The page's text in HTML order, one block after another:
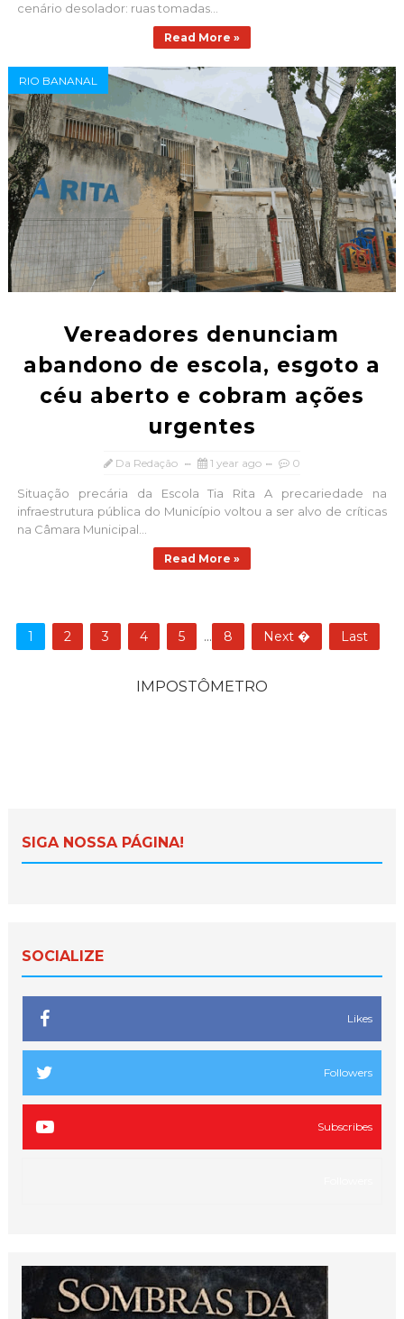
cenário desolador: ruas tomadas...
Read More »
RIO BANANAL
Vereadores denunciam
abandono de escola, esgoto a
céu aberto e cobram ações
urgentes
Da Redação 1 year ago 0
Situação precária da Escola Tia Rita A precariedade na
infraestrutura pública do Município voltou a ser alvo de críticas
na Câmara Municipal...
Read More »
1 2 3 4 5 ... 8 Next � Last
IMPOSTÔMETRO
SIGA NOSSA PÁGINA!
SOCIALIZE
Likes
Followers
Subscribes